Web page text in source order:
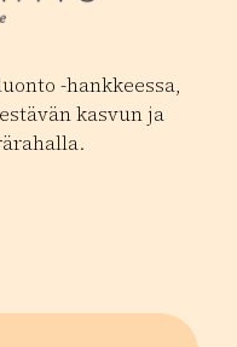
-hankkeessa,
kasvun ja